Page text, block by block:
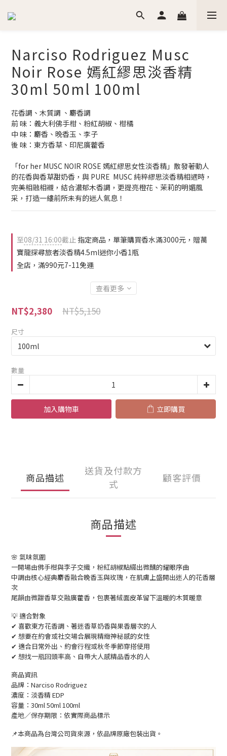
Narciso Rodriguez Musc
Noir Rose 嫣紅繆思淡香精
30ml 50ml 100ml
花香調、木質調 、麝香調
前 味：義大利佛手柑、粉紅胡椒、柑橘
中 味：麝香、晚香玉、李子
後 味：東方香草、印尼廣藿香
「for her MUSC NOIR ROSE 嫣紅繆思女性淡香精」散發著動人
的花香與香草甜奶香，與 PURE  MUSC 純粹繆思淡香精相遇時，
完美相融相襯，結合濃郁木香調，更提亮橙花、茉莉的明媚風
采，打造一縷前所未有的迷人氣息！
至08/31 16:00截止 指定商品，單筆購買香水滿3000元，贈萬
寶龍探尋旅者淡香精4.5ml迷你小香1瓶
全店，滿990元7-11免運
查看更多
NT$5,150
NT$2,380
尺寸
數量
加入購物車 立即購買
商品描述
送貨及付款方
式
顧客評價
商品描述
🌸 氣味氛圍
一開場由佛手柑與李子交織，粉紅胡椒點綴出微醺的耀眼序曲
中調由核心經典麝香融合晚香玉與玫瑰，在肌膚上盛開出迷人的花香層
次
尾韻由微甜香草交融廣藿香，包裹著絨面皮革留下溫暖的木質暖意
💡 適合對象
✔ 喜歡東方花香調、著迷香草奶香與果香層次的人
✔ 想要在約會或社交場合展現精緻神秘感的女性
✔ 適合日常外出、約會行程或秋冬季節穿搭使用
✔ 想找一瓶回頭率高、自帶大人感精品香水的人
商品資訊
品牌：Narciso Rodriguez
濃度：淡香精 EDP
容量：30ml 50ml 100ml
產地／保存期限：依實際商品標示
📌本商品為台灣公司貨來源，依品牌原廠包裝出貨。